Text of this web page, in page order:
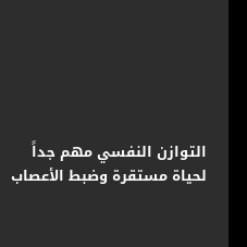
التوازن النفسي مهم جداً
لحياة مستقرة وضبط الأعصاب